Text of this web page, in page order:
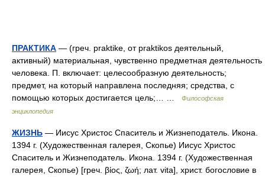
ПРАКТИКА — (греч. praktike, от praktikos деятельный,
активный) материальная, чувственно предметная деятельность
человека. П. включает: целесообразную деятельность;
предмет, на который направлена последняя; средства, с
помощью которых достигается цель;… …
Философская
энциклопедия
ЖИЗНЬ — Иисус Христос Спаситель и Жизнеподатель. Икона.
1394 г. (Художественная галерея, Скопье) Иисус Христос
Спаситель и Жизнеподатель. Икона. 1394 г. (Художественная
галерея, Скопье) [греч. βίος, ζωή; лат. vita], христ. богословие в